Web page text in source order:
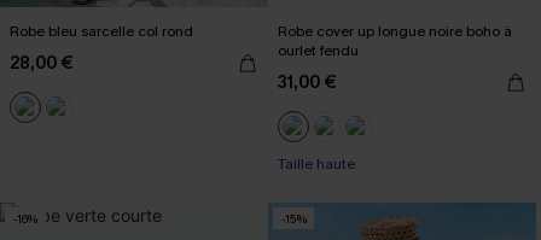
Robe bleu sarcelle col rond
28,00 €
Robe cover up longue noire boho à
ourlet fendu
31,00 €
Taille haute
-16% -15%